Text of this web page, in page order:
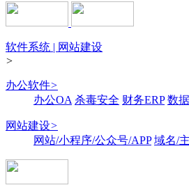
软件系统 | 网站建设
>
办公软件>
办公OA 杀毒安全 财务ERP 数
网站建设>
网站/小程序/公众号/APP 域名/